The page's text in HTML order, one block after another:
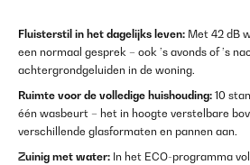
Fluisterstil in het dagelijks leven: Met 42 dB
een normaal gesprek – ook ’s avonds of ’s
achtergrondgeluiden in de woning.
Ruimte voor de volledige huishouding: 10
één wasbeurt – het in hoogte verstelbare
verschillende glasformaten en pannen aan.
Zuinig met water: In het ECO-programma